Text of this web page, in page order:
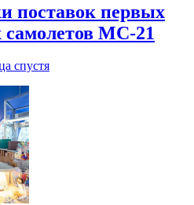
поставок первых
самолетов МС-21
спустя